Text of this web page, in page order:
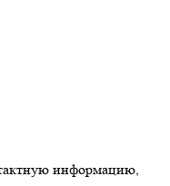
информацию,